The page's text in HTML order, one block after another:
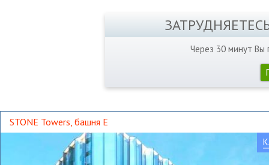
Через 30 минут Вы
STONE Towers, башня Е